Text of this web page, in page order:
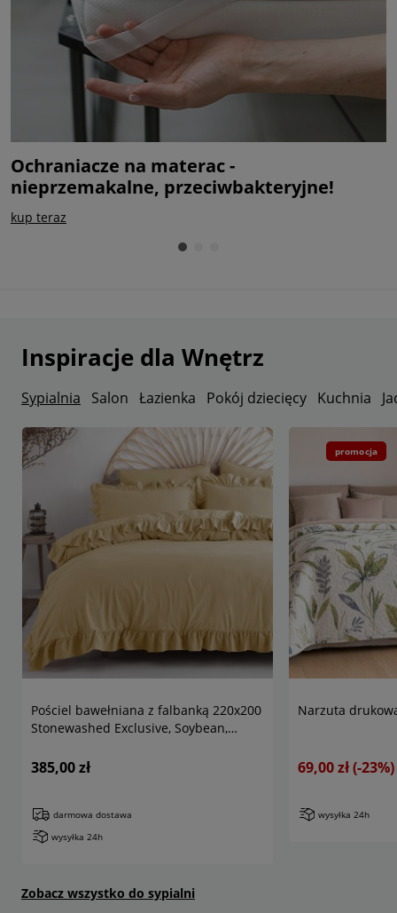
Ochraniacze na materac -
nieprzemakalne, przeciwbakteryjne!
kup teraz
Inspiracje dla Wnętrz
Sypialnia Salon Łazienka Pokój dziecięcy Kuchnia
Pościel bawełniana z falbanką 220x200
Stonewashed Exclusive, Soybean,
385,00 zł
darmowa dostawa
wysyłka 24h
Narzuta
69,00 zł(-23%)
promocja
wysyłka 24h
Zobacz wszystko do sypialni